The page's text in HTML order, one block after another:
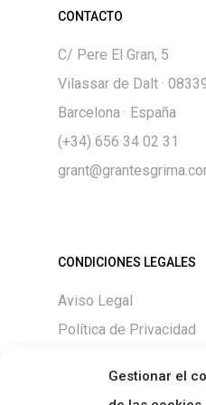
Gestionar el
CONTACTO
C/ Pere El Gran, 5
Vilassar de Dalt ·
Barcelona · España
(+34) 656 34 02 31
CONDICIONES LEGALES
Aviso Legal
Política de Privacidad